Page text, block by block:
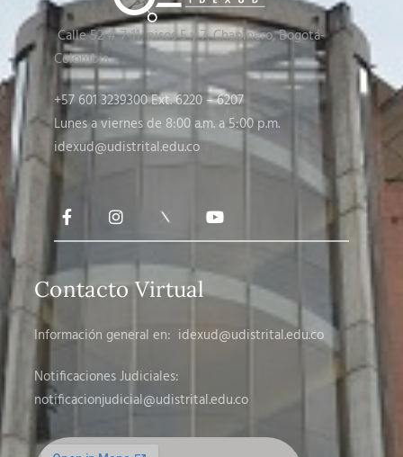
Calle 52 # 7-11, pisos 5 y 7, Chapinero, Bogotá-
Colombia
+57 601 3239300 Ext. 6220 – 6207
Lunes a viernes de 8:00 a.m. a 5:00 p.m.
idexud@udistrital.edu.co
Contacto Virtual
Información general en: idexud@udistrital.edu.co
Notificaciones Judiciales:
notificacionjudicial@udistrital.edu.co